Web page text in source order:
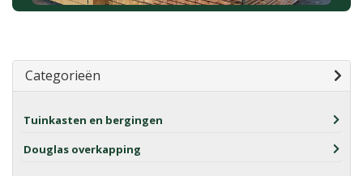
Categorieën
Tuinkasten en bergingen
Douglas overkapping